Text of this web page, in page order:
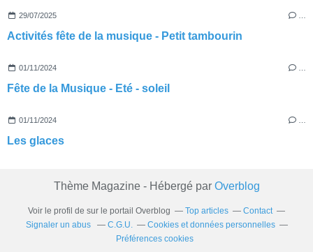
29/07/2025
Activités fête de la musique - Petit tambourin
01/11/2024
Fête de la Musique - Eté - soleil
01/11/2024
Les glaces
Thème Magazine - Hébergé par Overblog
Voir le profil de sur le portail Overblog Top articles
Contact
Signaler un abus
C.G.U.
Cookies et données personnelles
Préférences cookies